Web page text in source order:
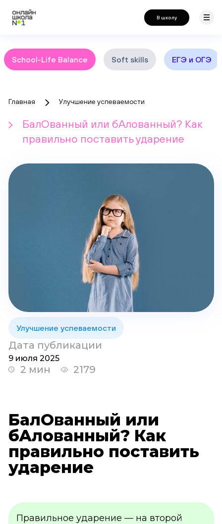
В школу
School-Life Balance Soft skills ЕГЭ и ОГЭ
Главная Улучшение успеваемости
БалОванный или бАлованный? Как
правильно поставить ударение
Улучшение успеваемости
2 мин 2179
Дата публикации
9 июля 2025
БалОванный или
бАлованный? Как
правильно поставить
ударение
Правильное ударение — на второй